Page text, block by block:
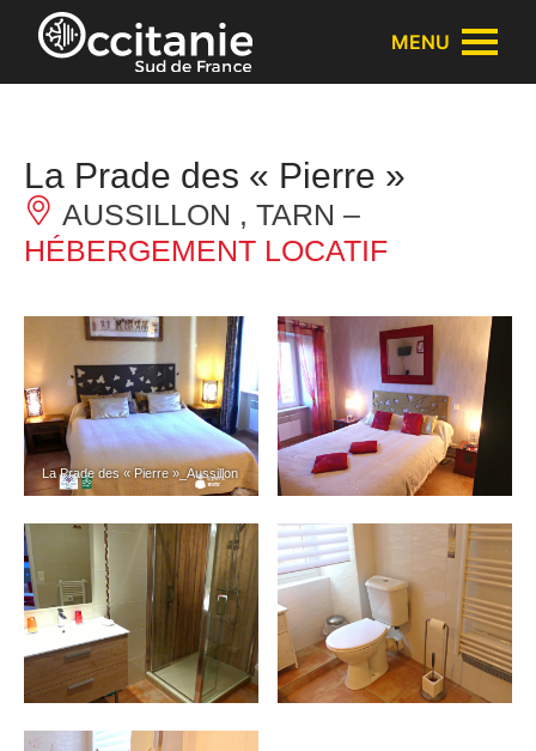
Panneau de gestion des cookies
MENU
La Prade des « Pierre »
AUSSILLON , TARN –
HÉBERGEMENT LOCATIF
La Prade des « Pierre »_Aussillon